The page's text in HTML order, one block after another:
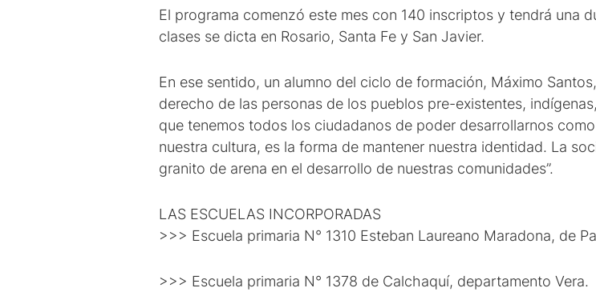
El programa comenzó este mes con 140 inscriptos y tendrá una
clases se dicta en Rosario, Santa Fe y San Javier.
En ese sentido, un alumno del ciclo de formación, Máximo
derecho de las personas de los pueblos pre-existentes,
que tenemos todos los ciudadanos de poder desarrollarnos
nuestra cultura, es la forma de mantener nuestra identidad. La
granito de arena en el desarrollo de nuestras comunidades”.
LAS ESCUELAS INCORPORADAS
>>> Escuela primaria N° 1310 Esteban Laureano Maradona, de
>>> Escuela primaria N° 1378 de Calchaquí, departamento Vera.